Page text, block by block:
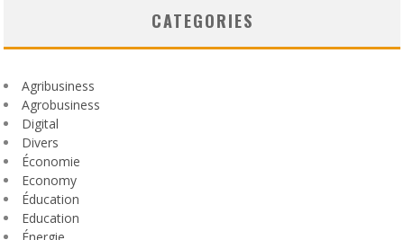
CATEGORIES
Agribusiness
Agrobusiness
Digital
Divers
Économie
Economy
Éducation
Education